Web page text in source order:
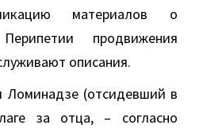
материалов о
Перипетии продвижения
описания.
Ломинадзе (отсидевший в
за отца, – согласно